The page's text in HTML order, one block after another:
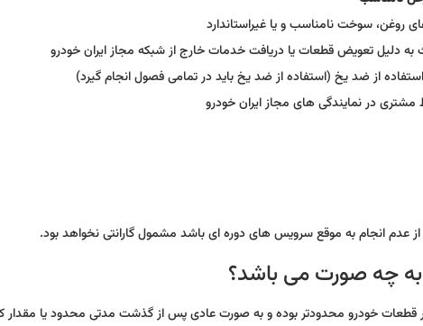
روغن، سوخت نامناسب و یا غیراستاندارد
دلیل تعویض قطعات یا دریافت خدمات خارج از شبکه مجاز ایران خودرو
از ضد یخ (استفاده از ضد یخ باید در تمامی فصول انجام گیرد)
در نمایندگی های مجاز ایران خودرو
عدم انجام به موقع سرویس های دوره ای باشد مشمول گارانتی نخواهد بود.
به چه صورت می باشد؟
خودرو محدودتر بوده و به صورت عادی پس از گذشت مدتی محدود یا مقدار